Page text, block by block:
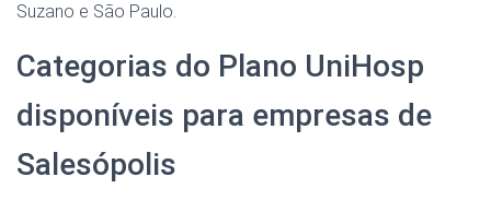
Suzano e São Paulo.
Categorias do Plano UniHosp
disponíveis para empresas de
Salesópolis